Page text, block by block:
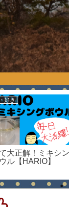
好き
大正解！ミキシン
ル【HARIO】